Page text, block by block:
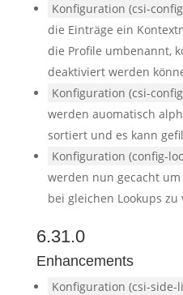
Konfiguration (csi-
die Einträge ein
die Profile umbenannt,
deaktiviert werden
Konfiguration (csi-
werden auomatisch
sortiert und es kann
Konfiguration (config-
werden nun gecacht
bei gleichen Lookups zu
6.31.0
Enhancements
Konfiguration (csi-side-